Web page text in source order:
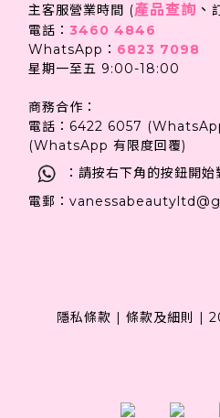
主客服營業時間 (產品查詢 、
電話： 3460 4846
WhatsApp： 6823 7098
星期一至五 9:00-18:00
商務合作：
電話：6422 6057
(WhatsApp 有限度回覆)
：請按右下角的按鈕開始
電郵：
隱私條款 條款及細則